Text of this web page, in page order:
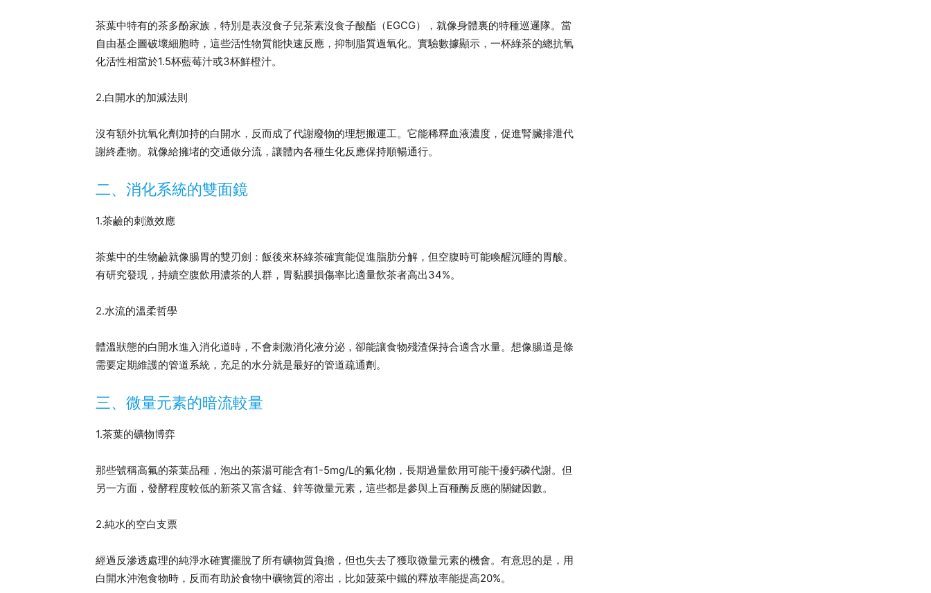
茶葉中特有的茶多酚家族，特別是表沒食子兒茶素沒食子酸酯（EGCG），就像身體裏的特種巡邏隊。當
自由基企圖破壞細胞時，這些活性物質能快速反應，抑制脂質過氧化。實驗數據顯示，一杯綠茶的總抗氧
化活性相當於1.5杯藍莓汁或3杯鮮橙汁。
2.白開水的加減法則
沒有額外抗氧化劑加持的白開水，反而成了代謝廢物的理想搬運工。它能稀釋血液濃度，促進腎臟排泄代
謝終產物。就像給擁堵的交通做分流，讓體內各種生化反應保持順暢通行。
二、消化系統的雙面鏡
1.茶鹼的刺激效應
茶葉中的生物鹼就像腸胃的雙刃劍：飯後來杯綠茶確實能促進脂肪分解，但空腹時可能喚醒沉睡的胃酸。
有研究發現，持續空腹飲用濃茶的人群，胃黏膜損傷率比適量飲茶者高出34%。
2.水流的溫柔哲學
體溫狀態的白開水進入消化道時，不會刺激消化液分泌，卻能讓食物殘渣保持合適含水量。想像腸道是條
需要定期維護的管道系統，充足的水分就是最好的管道疏通劑。
三、微量元素的暗流較量
1.茶葉的礦物博弈
那些號稱高氟的茶葉品種，泡出的茶湯可能含有1-5mg/L的氟化物，長期過量飲用可能干擾鈣磷代謝。但
另一方面，發酵程度較低的新茶又富含錳、鋅等微量元素，這些都是參與上百種酶反應的關鍵因數。
2.純水的空白支票
經過反滲透處理的純淨水確實擺脫了所有礦物質負擔，但也失去了獲取微量元素的機會。有意思的是，用
白開水沖泡食物時，反而有助於食物中礦物質的溶出，比如菠菜中鐵的釋放率能提高20%。